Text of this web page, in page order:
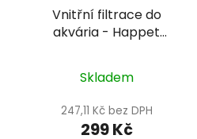
Vnitřní filtrace do
akvária - Happet
Skladem
247,11 Kč bez DPH
299 Kč